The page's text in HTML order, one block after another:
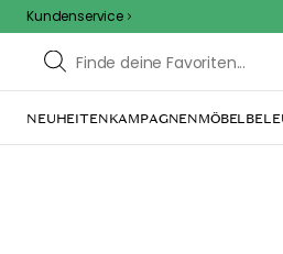
Kundenservice
NEUHEITENKAMPAGNENMÖBEL